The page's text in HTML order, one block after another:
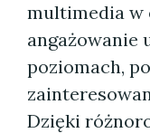
multimedia w
angażowanie
poziomach,
Dzięki